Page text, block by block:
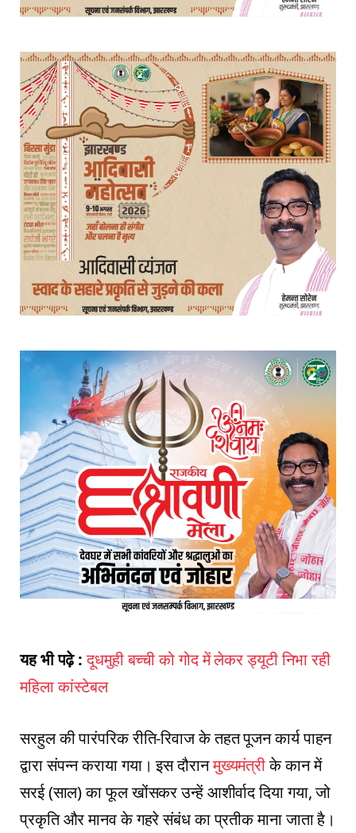
यह भी पढ़े :दूधमुही बच्ची को गोद में लेकर ड्यूटी निभा रही
महिला कांस्टेबल
सरहुल की पारंपरिक रीति-रिवाज के तहत पूजन कार्य पाहन
द्वारा संपन्न कराया गया। इस दौरानमुख्यमंत्रीके कान में
सरई (साल) का फूल खोंसकर उन्हें आशीर्वाद दिया गया, जो
प्रकृति और मानव के गहरे संबंध का प्रतीक माना जाता है।